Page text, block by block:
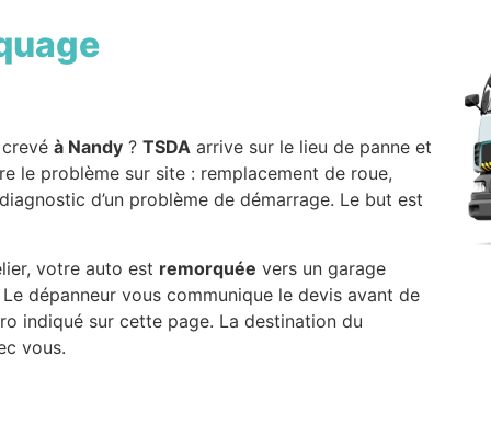
à Nandy ? TSDA arrive sur le lieu de panne et
le problème sur site : remplacement de roue,
d’un problème de démarrage. Le but est
votre auto est remorquée vers un garage
dépanneur vous communique le devis avant de
indiqué sur cette page. La destination du
vous.